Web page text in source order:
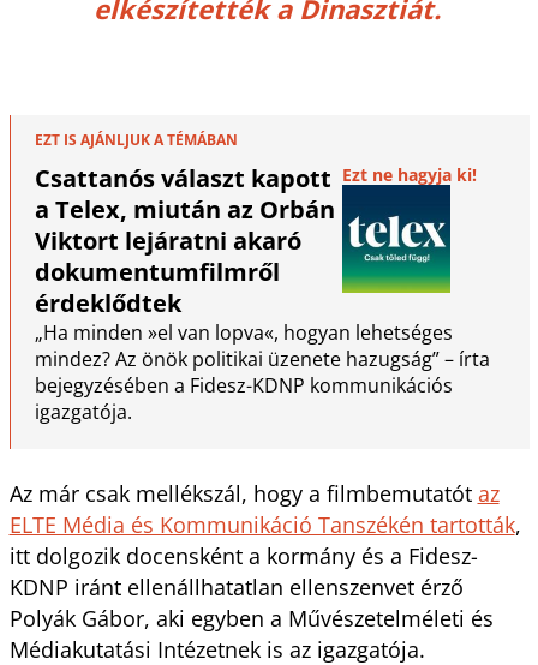
elkészítették a Dinasztiát.
EZT IS AJÁNLJUK A TÉMÁBAN
Csattanós választ kapott
a Telex, miután az Orbán
Viktort lejáratni akaró
dokumentumfilmről
érdeklődtek
Ezt ne hagyja ki!
„Ha minden »el van lopva«, hogyan lehetséges
mindez? Az önök politikai üzenete hazugság” – írta
bejegyzésében a Fidesz-KDNP kommunikációs
igazgatója.
Az már csak mellékszál, hogy a filmbemutatót az
ELTE Média és Kommunikáció Tanszékén tartották,
itt dolgozik docensként a kormány és a Fidesz-
KDNP iránt ellenállhatatlan ellenszenvet érző
Polyák Gábor, aki egyben a Művészetelméleti és
Médiakutatási Intézetnek is az igazgatója.